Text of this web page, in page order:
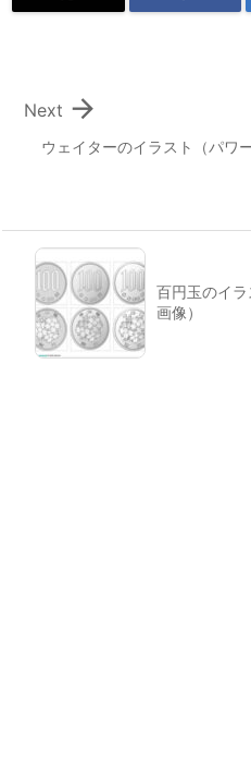
ウェイターのイラスト（パワ

Next
百円玉のイ
画像）